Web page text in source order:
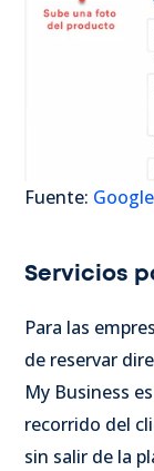
Fuente:
Servicios
Para las
de reservar
My Business
recorrido del
sin salir de la